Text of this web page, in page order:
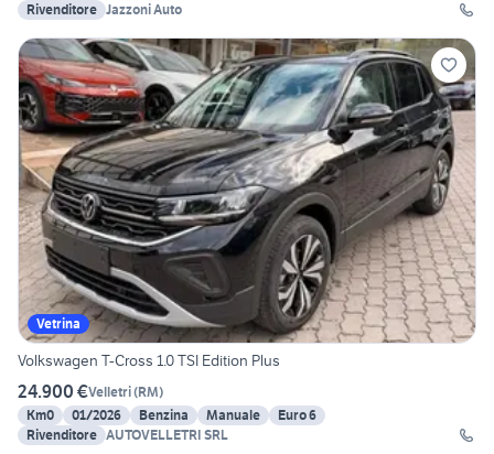
Rivenditore Jazzoni Auto
Vetrina
Volkswagen T-Cross 1.0 TSI Edition Plus
24.900 €Velletri(RM)
Km0
01/2026 Benzina Manuale
Euro 6
Rivenditore AUTOVELLETRI SRL